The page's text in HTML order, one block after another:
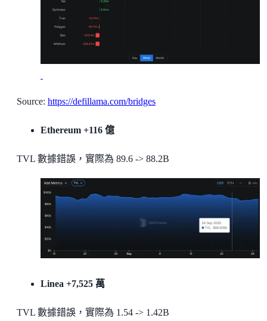
Source: https://defillama.com/bridges
Ethereum +116 億
TVL 數據錯誤，實際為 89.6 -> 88.2B
Linea +7,525 萬
TVL 數據錯誤，實際為 1.54 -> 1.42B